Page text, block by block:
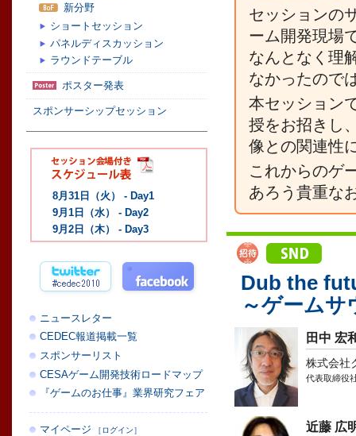
セッションの
ーム開発現場
なんとなく理
なかったので
本セッション
授をお招きし
像との関連性
これからのゲ
あろう貴重な
Dub the
～ゲーム
田中 宏
株式会社
代表取締役
近藤 広
新分野
ショートセッション
パネルディスカッション
ラウンドテーブル
ポスター発表
スポンサーシップセッション
8月31日（火） - Day1
9月1日（水） - Day2
9月2日（木） - Day3
ニュースレター
CEDEC報道掲載一覧
スポンサーリスト
CESAゲーム開発技術ロードマップ
『ゲームのお仕事』業界研究フェア
マイページ ［ログイン］